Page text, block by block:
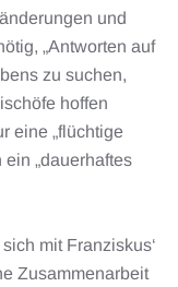
und
„Antworten auf
zu suchen,
hoffen
eine „flüchtige
„dauerhaftes
mit Franziskus‘
Zusammenarbeit